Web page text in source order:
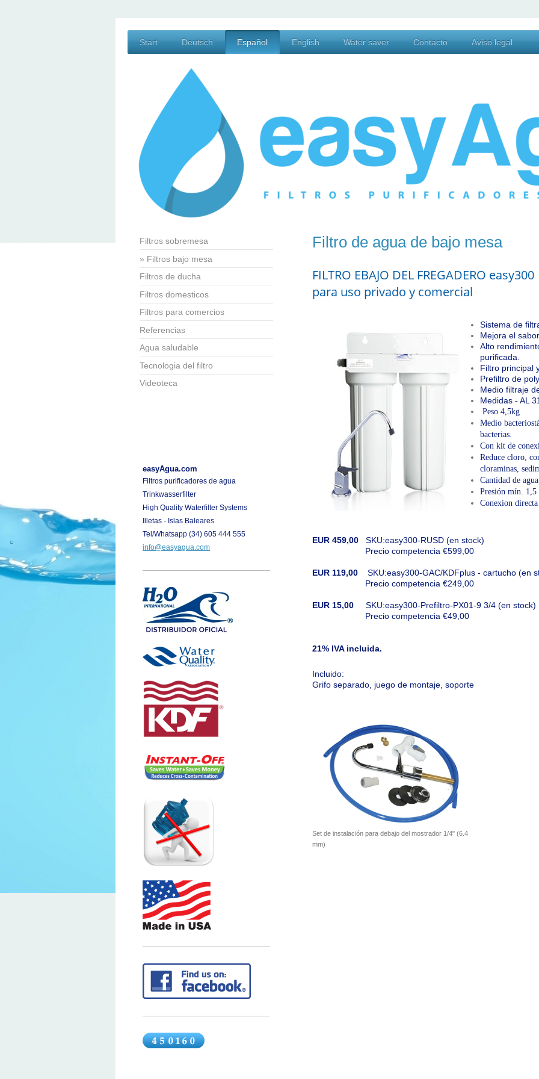
Start Deutsch Español English Water saver Contacto Aviso legal
Filtro de agua de bajo mesa
FILTRO EBAJO DEL FREGADERO easy300
para uso privado y comercial
Sistema de
Mejora el
Alto
purificada.
Filtro principal
Prefiltro de
Medio filtraje
Medidas - AL
Peso 4,5kg
Medio
bacterias.
Con kit de
Reduce cloro,
cloraminas,
Cantidad de
Presión mín. 1,5
Conexion
EUR 459,00 SKU:easy300-RUSD (en stock)
Precio competencia €599,00
EUR 119,00 SKU:easy300-GAC/KDFplus - cartucho (en
Precio competencia €249,00
EUR 15,00
SKU:easy300-Prefiltro-PX01-9 3/4 (en stock)
Precio competencia €49,00
21% IVA incluida.
Incluido:
Grifo separado, juego de montaje, soporte
Set de instalación para debajo del mostrador 1/4" (6.4
mm)
Filtros sobremesa
Filtros bajo mesa
Filtros de ducha
Filtros domesticos
Filtros para comercios
Referencias
Agua saludable
Tecnologia del filtro
Videoteca
easyAgua.com
Filtros purificadores de agua
Trinkwasserfilter
High Quality Waterfilter Systems
Illetas - Islas Baleares
Tel/Whatsapp (34) 605 444 555
info@easyagua.com